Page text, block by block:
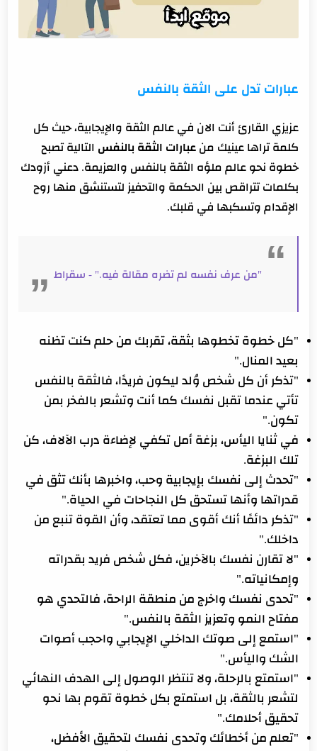
عبارات تدل على الثقة بالنفس
عزيزي القارئ أنت الان في عالم الثقة والإيجابية، حيث كل
كلمة تراها عينيك منعبارات الثقة بالنفس التالية تصبح
خطوة نحو عالم ملؤه الثقة بالنفس والعزيمة. دعني أزودك
بكلمات تتراقص بين الحكمة والتحفيز لتستنشق منها روح
الإقدام وتسكبها في قلبك.
"من عرف نفسه لم تضره مقالة فيه." - سقراط
"كل خطوة تخطوها بثقة، تقربك من حلم كنت تظنه
بعيد المنال."
"تذكر أن كل شخص وُلد ليكون فريدًا، فالثقة بالنفس
تأتي عندما تقبل نفسك كما أنت وتشعر بالفخر بمن
تكون."
في ثنايا اليأس، بزغة أمل تكفي لإضاءة درب الآلاف، كن
تلك البزغة.
"تحدث إلى نفسك بإيجابية وحب، واخبرها بأنك تثق في
قدراتها وأنها تستحق كل النجاحات في الحياة."
"تذكر دائمًا أنك أقوى مما تعتقد، وأن القوة تنبع من
داخلك."
"لا تقارن نفسك بالآخرين، فكل شخص فريد بقدراته
وإمكانياته."
"تحدى نفسك واخرج من منطقة الراحة، فالتحدي هو
مفتاح النمو وتعزيز الثقة بالنفس."
"استمع إلى صوتك الداخلي الإيجابي واحجب أصوات
الشك واليأس."
"استمتع بالرحلة، ولا تنتظر الوصول إلى الهدف النهائي
لتشعر بالثقة، بل استمتع بكل خطوة تقوم بها نحو
تحقيق أحلامك."
"تعلم من أخطائك وتحدى نفسك لتحقيق الأفضل،